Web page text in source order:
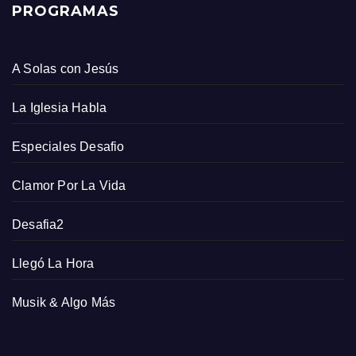
PROGRAMAS
A Solas con Jesús
La Iglesia Habla
Especiales Desafio
Clamor Por La Vida
Desafia2
Llegó La Hora
Musik & Algo Más